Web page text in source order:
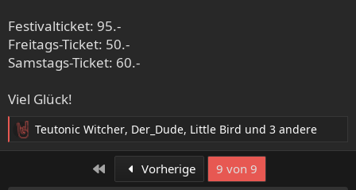
Festivalticket: 95.-
Freitags-Ticket: 50.-
Samstags-Ticket: 60.-
Viel Glück!
R
e
Teutonic Witcher, Der_Dude, Little Bird und 3 andere
Erste Vorherige
9 von 9